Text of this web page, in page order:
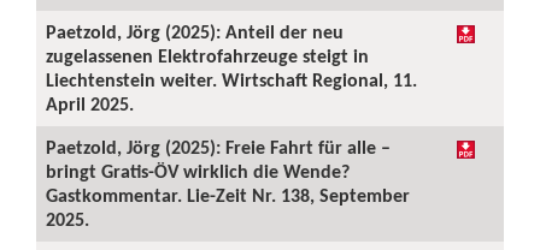
Paetzold, Jörg (2025): Anteil der neu
zugelassenen Elektrofahrzeuge steigt in
Liechtenstein weiter. Wirtschaft Regional, 11.
April 2025.
Paetzold, Jörg (2025): Freie Fahrt für alle –
bringt Gratis-ÖV wirklich die Wende?
Gastkommentar. Lie-Zeit Nr. 138, September
2025.